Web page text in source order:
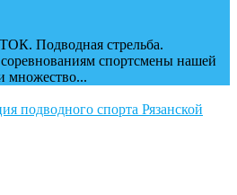
Подводная стрельба.
спортсмены нашей
подводного спорта Рязанской